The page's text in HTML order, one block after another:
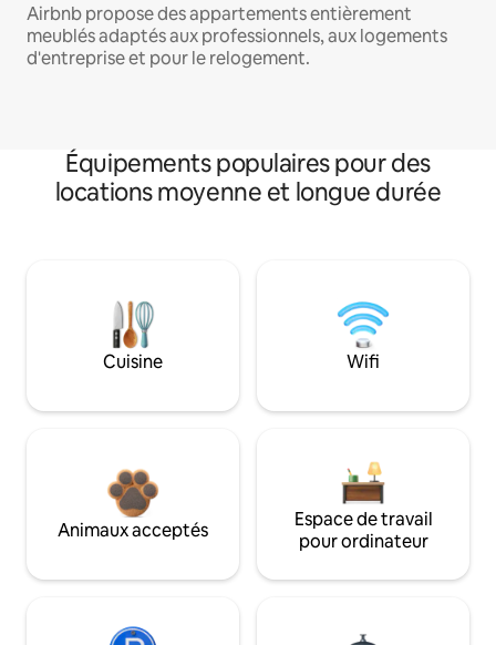
Airbnb propose des appartements entièrement
meublés adaptés aux professionnels, aux logements
d'entreprise et pour le relogement.
Équipements populaires pour des
locations moyenne et longue durée
Cuisine Wifi
Animaux acceptés
Espace de travail
pour ordinateur